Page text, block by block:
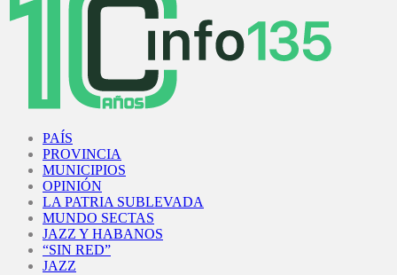
PAÍS
PROVINCIA
MUNICIPIOS
OPINIÓN
LA PATRIA SUBLEVADA
MUNDO SECTAS
JAZZ Y HABANOS
“SIN RED”
JAZZ